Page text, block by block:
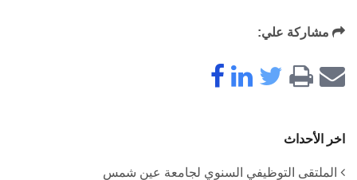
مشاركة علي:
اخر الأحداث
الملتقى التوظيفي السنوي لجامعة عين شمس